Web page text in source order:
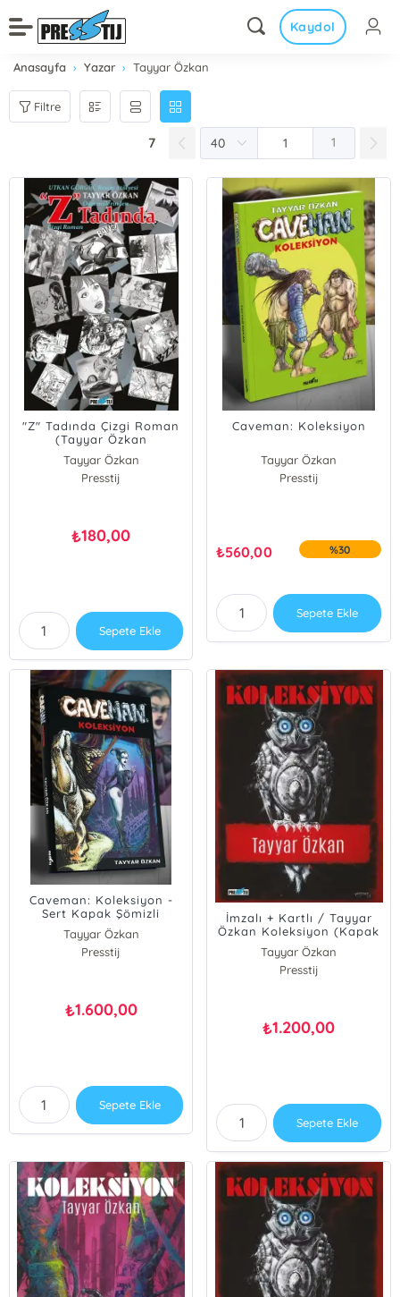
Kaydol
Anasayfa Yazar Tayyar Özkan
Filtre
7 1
"Z" Tadında Çizgi Roman
(Tayyar Özkan
Öğrencilerinden)
Tayyar Özkan
Presstij
₺180,00
Sepete Ekle
Caveman: Koleksiyon
Tayyar Özkan
Presstij
₺560,00 %30
Sepete Ekle
Caveman: Koleksiyon -
Sert Kapak Şömizli
Edisyon
Tayyar Özkan
Presstij
₺1.600,00
Sepete Ekle
İmzalı + Kartlı / Tayyar
Özkan Koleksiyon (Kapak
A)
Tayyar Özkan
Presstij
₺1.200,00
Sepete Ekle